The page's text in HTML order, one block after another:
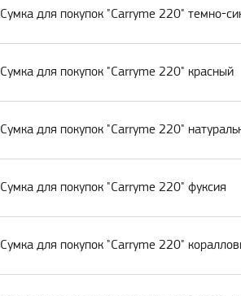
Сумка для покупок "Carryme 220" темно-
Сумка для покупок "Carryme 220" красный
Сумка для покупок "Carryme 220"
Сумка для покупок "Carryme 220" фуксия
Сумка для покупок "Carryme 220"